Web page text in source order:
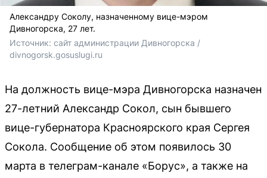
Александру Соколу, назначенному вице-мэром
Дивногорска, 27 лет.
Источник: сайт администрации Дивногорска /
divnogorsk.gosuslugi.ru
На должность вице-мэра Дивногорска назначен
27-летний Александр Сокол, сын бывшего
вице-губернатора Красноярского края Сергея
Сокола. Сообщение об этом появилось 30
марта в телеграм-канале «Борус», а также на